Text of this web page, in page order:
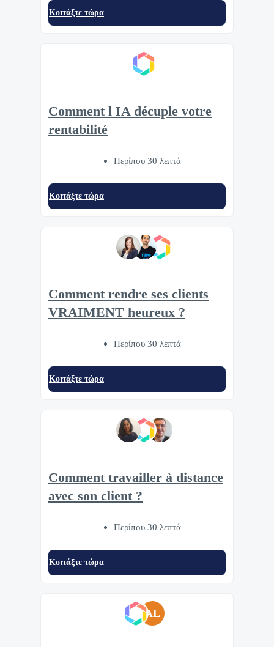
Κοιτάξτε τώρα
Comment l IA décuple votre
rentabilité
Περίπου 30 λεπτά
Κοιτάξτε τώρα
Comment rendre ses clients
VRAIMENT heureux ?
Περίπου 30 λεπτά
Κοιτάξτε τώρα
Comment travailler à distance
avec son client ?
Περίπου 30 λεπτά
Κοιτάξτε τώρα
AL